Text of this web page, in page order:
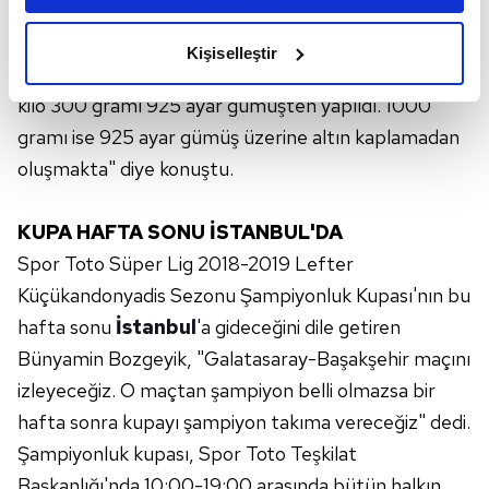
amacımızın size daha iyi bir reklam deneyimi sunmak
elimizden gelen çabayı gösterdiğimizi ve bu noktada,
kalemimiz olduğunu sizlere hatırlatmak isteriz.
Her halükârda, kullanıcılar, bu çerezlere izin vermedikleri
gösterilmeyecektir."
Sizlere daha iyi bir hizmet sunabilmek için İnternet
Sitemizde kendimize ve üçüncü kişilere ait çerezler
kullanılmaktadır. Bu çerezler vasıtasıyla çeşitli kişisel
verileriniz işlenmekte olup gerekli olan çerezler bilgi
toplumu hizmetlerinin sunulması amacıyla
kullanılmaktadır. Diğer çerezler, sitemizin daha işlevsel
kılınması ve kişiselleştirilmesi ve sizlere yönelik
reklam/pazarlama faaliyetlerinin yapılması, amaçlarıyla
sınırlı olarak açık rızanız dahilinde kullanılacaktır.
Kişiselleştir
Başkan Bozgeyik, "Selçuklu Yıldızı'nın 'birlik-
beraberlik' ve 'zafer' unsurları kupaya ilham kaynağı
kilo 300 gramı 925 ayar gümüşten yapıldı. 1000
gramı ise 925 ayar gümüş üzerine altın kaplamadan
oluşmakta" diye konuştu.
KUPA HAFTA SONU İSTANBUL'DA
Spor Toto Süper Lig 2018-2019 Lefter
Küçükandonyadis Sezonu Şampiyonluk Kupası'nın bu
hafta sonu İstanbul'a gideceğini dile getiren
Bünyamin Bozgeyik, "Galatasaray-Başakşehir maçını
izleyeceğiz. O maçtan şampiyon belli olmazsa bir
hafta sonra kupayı şampiyon takıma vereceğiz" dedi.
Şampiyonluk kupası, Spor Toto Teşkilat